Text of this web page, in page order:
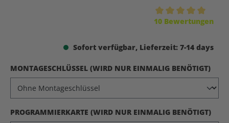
Durchschnittliche Bewertung von 5 von 5 Sternen
10 Bewertungen
Sofort verfügbar, Lieferzeit: 7-14 days
MONTAGESCHLÜSSEL (WIRD NUR EINMALIG BENÖTIGT)
PROGRAMMIERKARTE (WIRD NUR EINMALIG BENÖTIGT)